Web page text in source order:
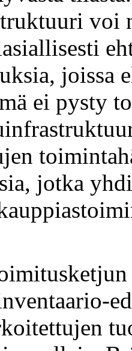
voi
joissa
ei pysty
jotka